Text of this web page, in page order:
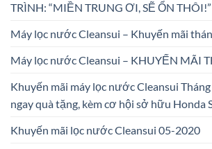
TRÌNH: “MIỀN TRUNG ƠI, SẼ ỔN THÔI!”
Máy lọc nước Cleansui – Khuyến mãi
Máy lọc nước Cleansui – KHUYẾN MÃI
Khuyến mãi máy lọc nước Cleansui
ngay quà tặng, kèm cơ hội sở hữu Honda
Khuyến mãi lọc nước Cleansui 05-2020